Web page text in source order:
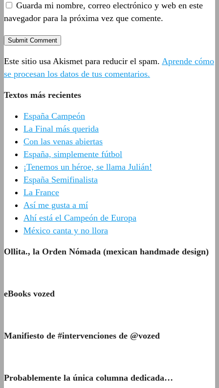
Guarda mi nombre, correo electrónico y web en este
navegador para la próxima vez que comente.
Este sitio usa Akismet para reducir el spam. Aprende cómo
se procesan los datos de tus comentarios.
Textos más recientes
España Campeón
La Final más querida
Con las venas abiertas
España, simplemente fútbol
¡Tenemos un héroe, se llama Julián!
España Semifinalista
La France
Así me gusta a mí
Ahí está el Campeón de Europa
México canta y no llora
Ollita., la Orden Nómada (mexican handmade design)
eBooks vozed
Manifiesto de #intervenciones de @vozed
Probablemente la única columna dedicada…